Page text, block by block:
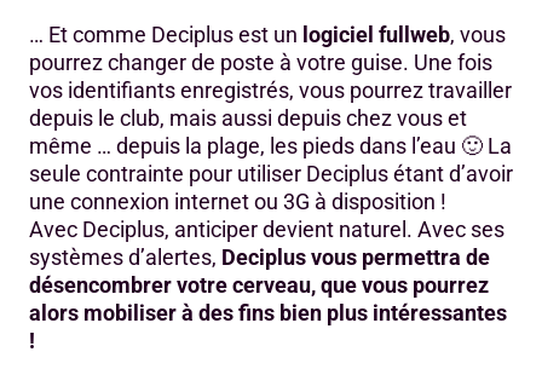
… Et comme Deciplus est un logiciel fullweb, vous
pourrez changer de poste à votre guise. Une fois
vos identifiants enregistrés, vous pourrez travailler
depuis le club, mais aussi depuis chez vous et
même … depuis la plage, les pieds dans l’eau 🙂 La
seule contrainte pour utiliser Deciplus étant d’avoir
une connexion internet ou 3G à disposition !
Avec Deciplus, anticiper devient naturel. Avec ses
systèmes d’alertes, Deciplus vous permettra de
désencombrer votre cerveau, que vous pourrez
alors mobiliser à des fins bien plus intéressantes
!